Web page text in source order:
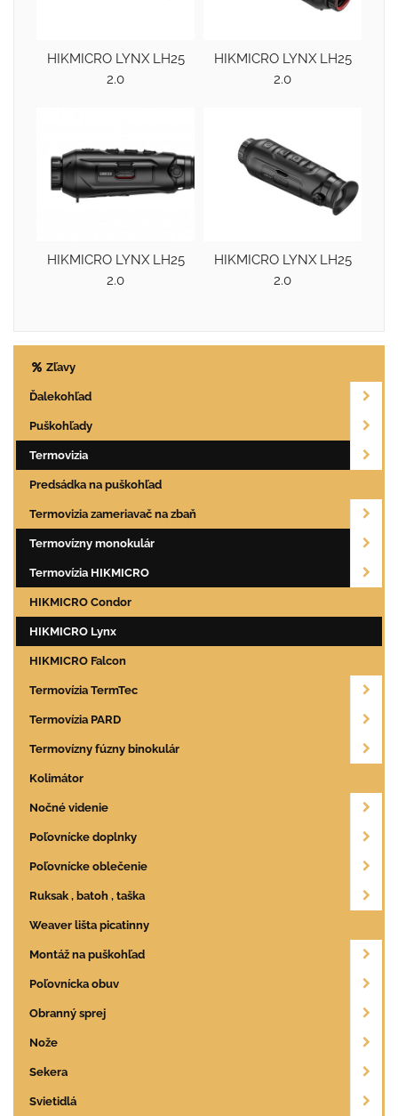
HIKMICRO LYNX LH25
2.0
HIKMICRO LYNX LH25
2.0
HIKMICRO LYNX LH25
2.0
HIKMICRO LYNX LH25
2.0
Zľavy
Ďalekohľad
Puškohľady
Termovizia
Predsádka na puškohľad
Termovizia zameriavač na zbaň
Termovízny monokulár
Termovízia HIKMICRO
HIKMICRO Condor
HIKMICRO Lynx
HIKMICRO Falcon
Termovízia TermTec
Termovízia PARD
Termovízny fúzny binokulár
Kolimátor
Nočné videnie
Poľovnícke doplnky
Poľovnícke oblečenie
Ruksak , batoh , taška
Weaver lišta picatinny
Montáž na puškohľad
Poľovnícka obuv
Obranný sprej
Nože
Sekera
Svietidlá